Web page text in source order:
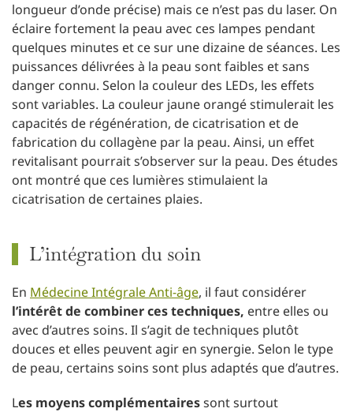
longueur d’onde précise) mais ce n’est pas du laser. On
éclaire fortement la peau avec ces lampes pendant
quelques minutes et ce sur une dizaine de séances. Les
puissances délivrées à la peau sont faibles et sans
danger connu. Selon la couleur des LEDs, les effets
sont variables. La couleur jaune orangé stimulerait les
capacités de régénération, de cicatrisation et de
fabrication du collagène par la peau. Ainsi, un effet
revitalisant pourrait s’observer sur la peau. Des études
ont montré que ces lumières stimulaient la
cicatrisation de certaines plaies.
L’intégration du soin
En Médecine Intégrale Anti-âge, il faut considérer
l’intérêt de combiner ces techniques, entre elles ou
avec d’autres soins. Il s’agit de techniques plutôt
douces et elles peuvent agir en synergie. Selon le type
de peau, certains soins sont plus adaptés que d’autres.
Les moyens complémentairessont surtout